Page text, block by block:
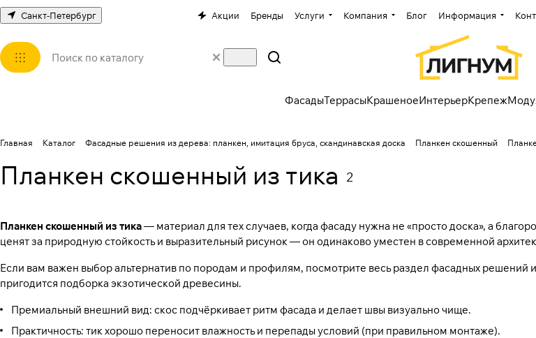
Санкт-Петербург Акции Бренды Услуги Компания Блог Информация
ФасадыТеррасыКрашеноеИнтерьерКрепеж
Главная Каталог Фасадные решения из дерева: планкен, имитация бруса, скандинавская доска Планкен скошенный
Планкен скошенный из тика 2
Планкен скошенный из тика— материал для тех случаев, когда фасаду нужна не «просто доска», а
ценят за природную стойкость и выразительный рисунок — он одинаково уместен в современной
Если вам важен выбор альтернатив по породам и профилям, посмотрите весь раздел фасадных решений
пригодится подборка экзотической древесины.
Премиальный внешний вид: скос подчёркивает ритм фасада и делает швы визуально чище.
Практичность: тик хорошо переносит влажность и перепады условий (при правильном монтаже).